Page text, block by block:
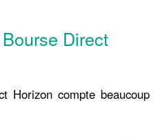
Direct
Horizon compte beaucoup